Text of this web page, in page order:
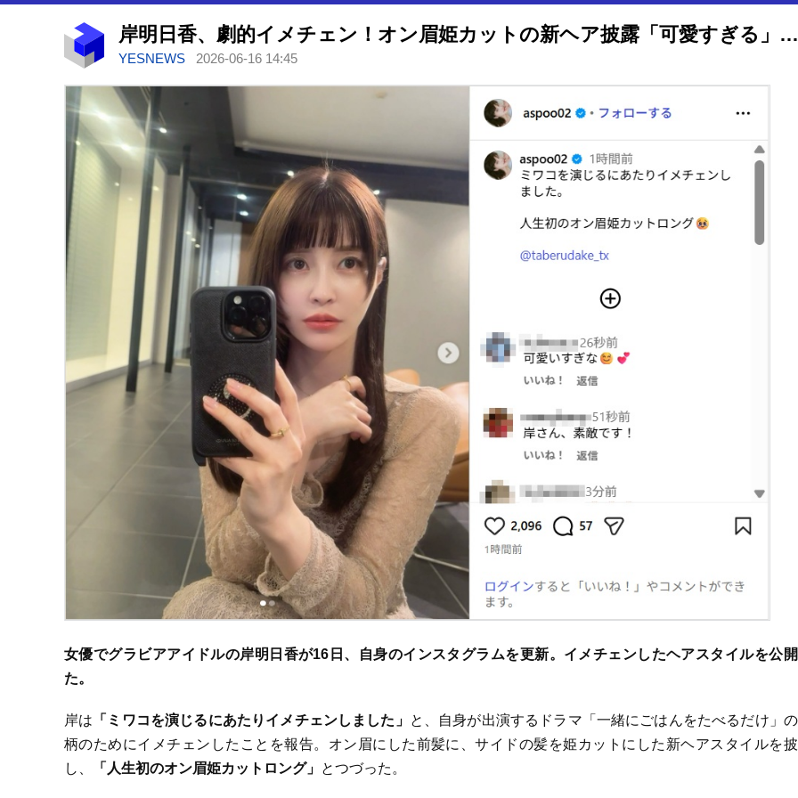
岸明日香、劇的イメチェン！オン眉姫カットの新ヘア披露「可愛すぎる」「新鮮」
YESNEWS 2026-06-16 14:45
女優でグラビアアイドルの岸明日香が16日、自身のインスタグラムを更新。イメチェンしたヘアスタイルを公
た。
岸は 「ミワコを演じるにあたりイメチェンしました」 と、自身が出演するドラマ「一緒にごはんをたべるだけ」
柄のためにイメチェンしたことを報告。オン眉にした前髪に、サイドの髪を姫カットにした新ヘアスタイルを
し、
「人生初のオン眉姫カットロング」 とつづった。